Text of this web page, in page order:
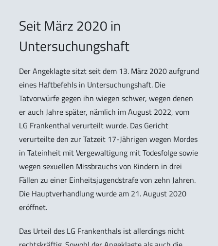
Seit März 2020 in
Untersuchungshaft
Der Angeklagte sitzt seit dem 13. März 2020 aufgrund
eines Haftbefehls in Untersuchungshaft. Die
Tatvorwürfe gegen ihn wiegen schwer, wegen denen
er auch Jahre später, nämlich im August 2022, vom
LG Frankenthal verurteilt wurde. Das Gericht
verurteilte den zur Tatzeit 17-Jährigen wegen Mordes
in Tateinheit mit Vergewaltigung mit Todesfolge sowie
wegen sexuellen Missbrauchs von Kindern in drei
Fällen zu einer Einheitsjugendstrafe von zehn Jahren.
Die Hauptverhandlung wurde am 21. August 2020
eröffnet.
Das Urteil des LG Frankenthals ist allerdings nicht